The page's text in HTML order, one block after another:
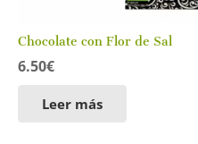
Chocolate con Flor de Sal
6.50€
Leer más